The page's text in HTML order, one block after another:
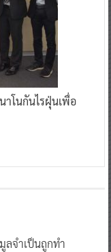
โนกันไรฝุ่นเพื่อ
ลจำเป็นถูกทำ